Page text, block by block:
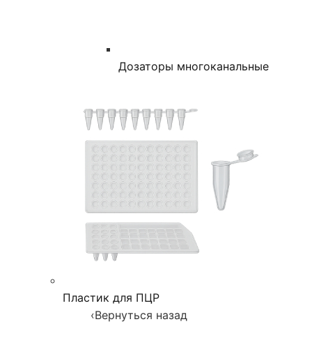
Дозаторы многоканальные
Пластик для ПЦР
‹Вернуться назад